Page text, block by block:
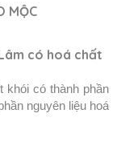
MỘC
có hoá chất
khói có thành phần
nguyên liệu hoá